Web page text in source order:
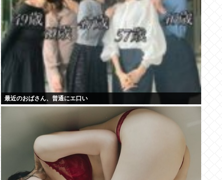
最近のおばさん、普通にエ口い